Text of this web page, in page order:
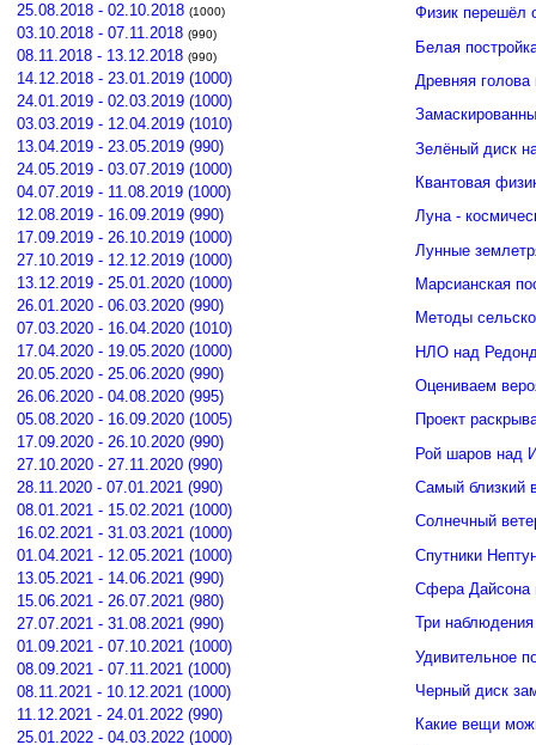
25.08.2018 - 02.10.2018 (1000)
03.10.2018 - 07.11.2018 (990)
08.11.2018 - 13.12.2018 (990)
14.12.2018 - 23.01.2019 (1000)
24.01.2019 - 02.03.2019 (1000)
03.03.2019 - 12.04.2019 (1010)
13.04.2019 - 23.05.2019 (990)
24.05.2019 - 03.07.2019 (1000)
04.07.2019 - 11.08.2019 (1000)
12.08.2019 - 16.09.2019 (990)
17.09.2019 - 26.10.2019 (1000)
27.10.2019 - 12.12.2019 (1000)
13.12.2019 - 25.01.2020 (1000)
26.01.2020 - 06.03.2020 (990)
07.03.2020 - 16.04.2020 (1010)
17.04.2020 - 19.05.2020 (1000)
20.05.2020 - 25.06.2020 (990)
26.06.2020 - 04.08.2020 (995)
05.08.2020 - 16.09.2020 (1005)
17.09.2020 - 26.10.2020 (990)
27.10.2020 - 27.11.2020 (990)
28.11.2020 - 07.01.2021 (990)
08.01.2021 - 15.02.2021 (1000)
16.02.2021 - 31.03.2021 (1000)
01.04.2021 - 12.05.2021 (1000)
13.05.2021 - 14.06.2021 (990)
15.06.2021 - 26.07.2021 (980)
27.07.2021 - 31.08.2021 (990)
01.09.2021 - 07.10.2021 (1000)
08.09.2021 - 07.11.2021 (1000)
08.11.2021 - 10.12.2021 (1000)
11.12.2021 - 24.01.2022 (990)
25.01.2022 - 04.03.2022 (1000)
Физик перешёл
Белая
Древняя
Зелёный диск
Квантовая
Луна -
Лунные
Марсианская
Методы
НЛО над
Оцениваем
Проект
Рой шаров над
Самый близкий
Солнечный
Спутники
Сфера Дайсона
Три
Удивительное
Черный диск
Какие вещи